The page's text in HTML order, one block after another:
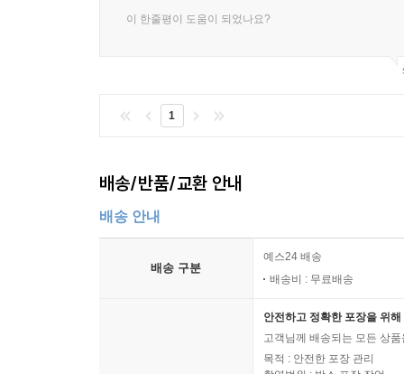
17.3 복습문제: 객관식 214
18.1 다중 - 택일 결정 구조 218
19장 중첩 결정 제어 구조 229
19.2 중첩 결정 제어 구조를 사용할 때 흔한 실수
20장 결정 제어 구조에 대한 유용한 정보 242
이 한줄평이 도움이 되었나요?
1
배송/반품/교환 안내
배송 안내
배송 구분
예스24 배송
배송비 : 무료배송
안전하고 정확한 포장을 위
고객님께 배송되는 모든 상
목적 : 안전한 포장 관리